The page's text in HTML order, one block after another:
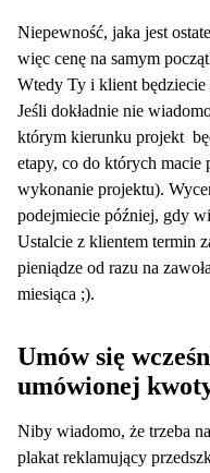
Niepewność, jaka jest
więc cenę na samym
Wtedy Ty i klient będziecie
Jeśli dokładnie nie
którym kierunku projekt
etapy, co do których macie
wykonanie projektu).
podejmiecie później, gdy
Ustalcie z klientem termin
pieniądze od razu na
miesiąca ;).
Umów się
umówionej
Niby wiadomo, że trzeba
plakat reklamujący